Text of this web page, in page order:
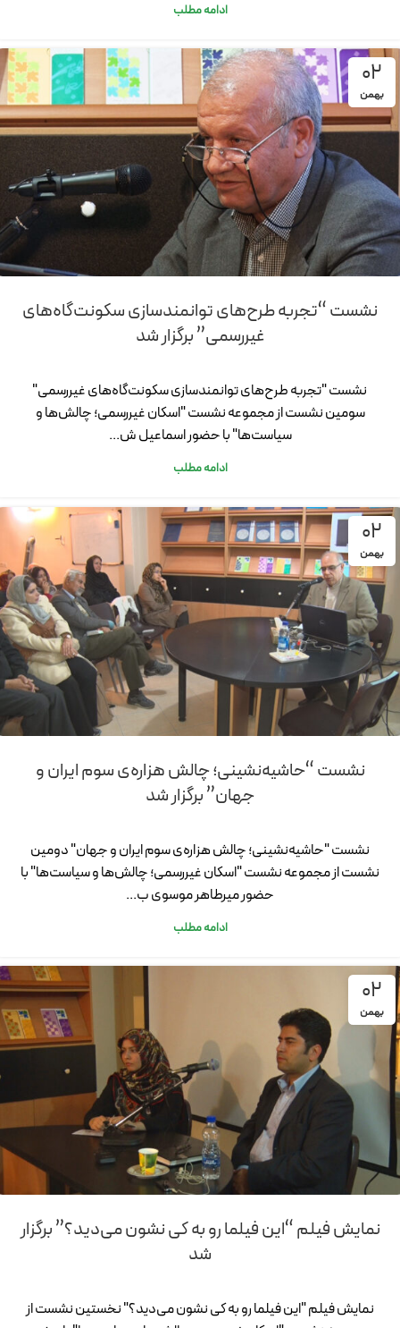
ادامه مطلب
02
بهمن
نشست “تجربه طرح‌های توانمندسازی سکونت‌گاه‌های
غیررسمی” برگزار شد
نشست "تجربه طرح‌های توانمندسازی سکونت‌گاه‌های غیررسمی"
سومین نشست از مجموعه نشست "اسکان غیررسمی؛ چالش‌ها و
سیاست‌ها" با حضور اسماعیل ش...
ادامه مطلب
02
بهمن
نشست “حاشیه‌نشینی؛ چالش هزاره‌ی سوم ایران و
جهان” برگزار شد
نشست "حاشیه‌نشینی؛ چالش هزاره‌ی سوم ایران و جهان" دومین
نشست از مجموعه نشست "اسکان غیررسمی؛ چالش‌ها و سیاست‌ها" با
حضور میرطاهر موسوی ب...
ادامه مطلب
02
بهمن
نمایش فیلم “این فیلما رو به کی نشون می‌دید؟” برگزار
شد
نمایش فیلم "این فیلما رو به کی نشون می‌دید؟" نخستین نشست از